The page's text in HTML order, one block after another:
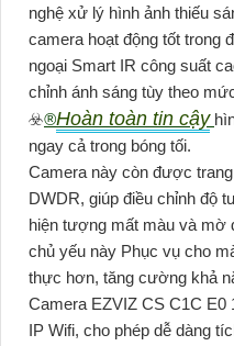
nghệ xử lý hình ảnh thiếu
camera hoạt động tốt trong
ngoại Smart IR công suất
chỉnh ánh sáng tùy theo
☣️®️Hoàn toàn tin cậy
ngay cả trong bóng tối.
Camera này còn được
DWDR, giúp điều chỉnh độ
hiện tượng mất màu và mờ
chủ yếu này Phục vụ cho
thực hơn, tăng cường khả
Camera EZVIZ CS C1C E0
IP Wifi, cho phép dễ dàng